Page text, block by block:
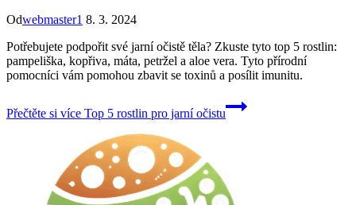
Odwebmaster1 8. 3. 2024
Potřebujete podpořit své jarní očistě těla? Zkuste tyto top 5 rostlin:
pampeliška, kopřiva, máta, petržel a aloe vera. Tyto přírodní
pomocníci vám pomohou zbavit se toxinů a posílit imunitu.
Přečtěte si více Top 5 rostlin pro jarní očistu